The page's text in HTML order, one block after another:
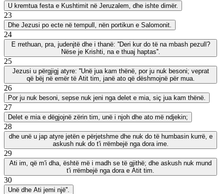
U kremtua festa e Kushtimit në Jeruzalem, dhe ishte dimër.
23
Dhe Jezusi po ecte në tempull, nën portikun e Salomonit.
24
E rrethuan, pra, judenjtë dhe i thanë: ''Deri kur do të na mbash pezull?
Nëse je Krishti, na e thuaj haptas''.
25
Jezusi u përgjigj atyre: ''Unë jua kam thënë, por ju nuk besoni; veprat
që bëj në emër të Atit tim, janë ato që dëshmojnë për mua.
26
Por ju nuk besoni, sepse nuk jeni nga delet e mia, siç jua kam thënë.
27
Delet e mia e dëgjojnë zërin tim, unë i njoh dhe ato më ndjekin;
28
dhe unë u jap atyre jetën e përjetshme dhe nuk do të humbasin kurrë, e
askush nuk do t'i rrëmbejë nga dora ime.
29
Ati im, që m'i dha, është më i madh se të gjithë; dhe askush nuk mund
t'i rrëmbejë nga dora e Atit tim.
30
Unë dhe Ati jemi një''.